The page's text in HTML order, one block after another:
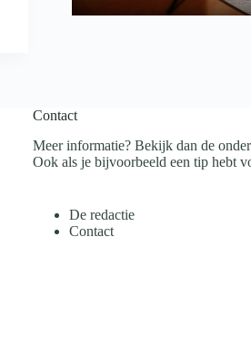
Contact
Meer informatie? Bekijk dan de
Ook als je bijvoorbeeld een tip hebt
De redactie
Contact